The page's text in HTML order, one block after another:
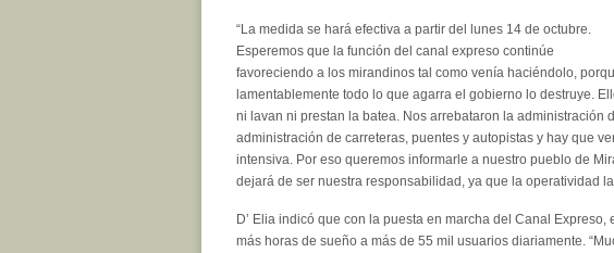
“La medida se hará efectiva a partir del lunes 14 de octubre.
Esperemos que la función del canal expreso continúe
favoreciendo a los mirandinos tal como venía haciéndolo,
lamentablemente todo lo que agarra el gobierno lo destruye.
ni lavan ni prestan la batea. Nos arrebataron la administración
administración de carreteras, puentes y autopistas y hay que
intensiva. Por eso queremos informarle a nuestro pueblo de
dejará de ser nuestra responsabilidad, ya que la operatividad
D’ Elia indicó que con la puesta en marcha del Canal
más horas de sueño a más de 55 mil usuarios diariamente.